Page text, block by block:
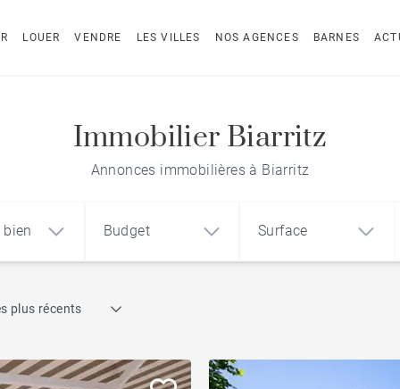
LOUER VENDRE LES VILLES NOS AGENCES BARNES
Immobilier Biarritz
Annonces immobilières à Biarritz
bien
Maison Terrain
Budget Surface
plus récents